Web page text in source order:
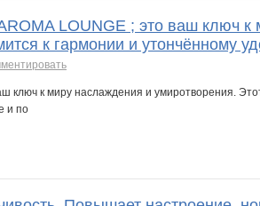
LOUNGE ; это ваш ключ к
к гармонии и утончённому